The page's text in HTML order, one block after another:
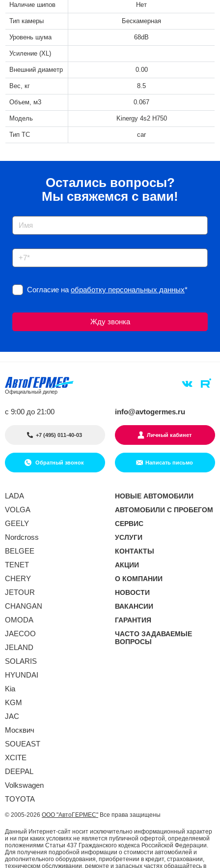
Наличие шипов Нет
Тип камеры Бескамерная
Уровень шума 68dB
Усиление (XL)
Внешний диаметр 0.00
Вес, кг 8.5
Объем, м3 0.067
Модель Kinergy 4s2 H750
Тип ТС car
Остались вопросы?
Мы свяжемся с вами!
Согласие на обработку персональных данных*
Официальный дилер
с 9:00 до 21:00 info@avtogermes.ru
+7 (495) 011-40-03 Личный кабинет
Обратный звонок Написать письмо
LADA
VOLGA
GEELY
Nordcross
BELGEE
TENET
CHERY
JETOUR
CHANGAN
OMODA
JAECOO
JELAND
SOLARIS
HYUNDAI
Kia
KGM
JAC
Москвич
SOUEAST
XCITE
DEEPAL
Volkswagen
TOYOTA
НОВЫЕ АВТОМОБИЛИ
АВТОМОБИЛИ С ПРОБЕГОМ
СЕРВИС
УСЛУГИ
КОНТАКТЫ
АКЦИИ
О КОМПАНИИ
НОВОСТИ
ВАКАНСИИ
ГАРАНТИЯ
ЧАСТО ЗАДАВАЕМЫЕ
ВОПРОСЫ
© 2005-2026 ООО "АвтоГЕРМЕС" Все права защищены
Данный Интернет-сайт носит исключительно информационный характер
и ни при каких условиях не является публичной офертой, определяемой
положениями Статьи 437 Гражданского кодекса Российской Федерации.
Для получения подробной информации о стоимости автомобилей и
дополнительного оборудования, приобретении в кредит, страховании,
техническом обслуживании, ремонте и запасных частях обращайтесь в